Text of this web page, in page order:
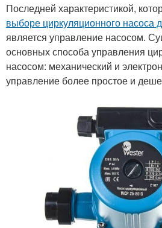
Последней характеристикой,
выборе циркуляционного насоса
является управление насосом.
основных способа управления
насосом: механический и
управление более простое и